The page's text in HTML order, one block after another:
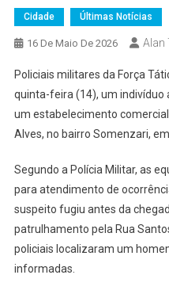
Cidade Últimas Notícias
16 De Maio De 2026 Alan
Policiais militares da Força
quinta-feira (14), um
um estabelecimento
Alves, no bairro Somenzari,
Segundo a Polícia Militar, as
para atendimento de
suspeito fugiu antes da
patrulhamento pela Rua
policiais localizaram um
informadas.